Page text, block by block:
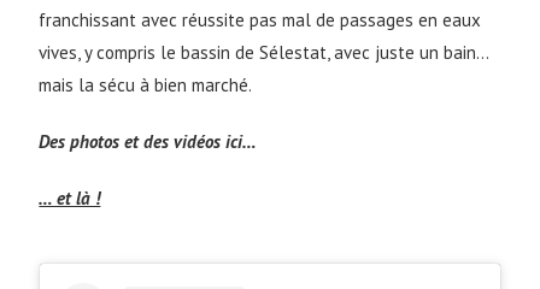
franchissant avec réussite pas mal de passages en eaux
vives, y compris le bassin de Sélestat, avec juste un bain…
mais la sécu à bien marché.
Des photos et des vidéos ici…
… et là !